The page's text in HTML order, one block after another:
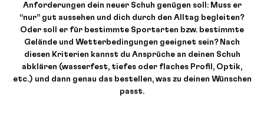
Anforderungen dein neuer Schuh genügen soll: Muss er
“nur” gut aussehen und dich durch den Alltag begleiten?
Oder soll er für bestimmte Sportarten bzw. bestimmte
Gelände und Wetterbedingungen geeignet sein? Nach
diesen Kriterien kannst du Ansprüche an deinen Schuh
abklären (wasserfest, tiefes oder flaches Profil, Optik,
etc.) und dann genau das bestellen, was zu deinen Wünschen
passt.